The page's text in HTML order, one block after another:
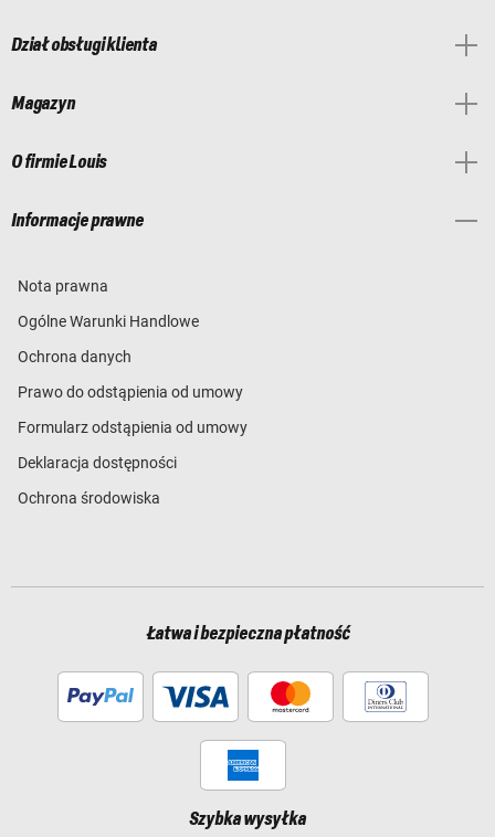
Dział obsługi klienta
Magazyn
O firmie Louis
Informacje prawne
Nota prawna
Ogólne Warunki Handlowe
Ochrona danych
Prawo do odstąpienia od umowy
Formularz odstąpienia od umowy
Deklaracja dostępności
Ochrona środowiska
Łatwa i bezpieczna płatność
Szybka wysyłka